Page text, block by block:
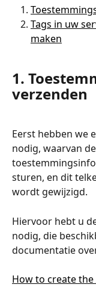
Tags in uw
maken
1.
verzenden
Eerst hebben we
nodig, waarvan
sturen, en dit
wordt gewijzigd.
Hiervoor hebt u
nodig, die
documentatie
How to create